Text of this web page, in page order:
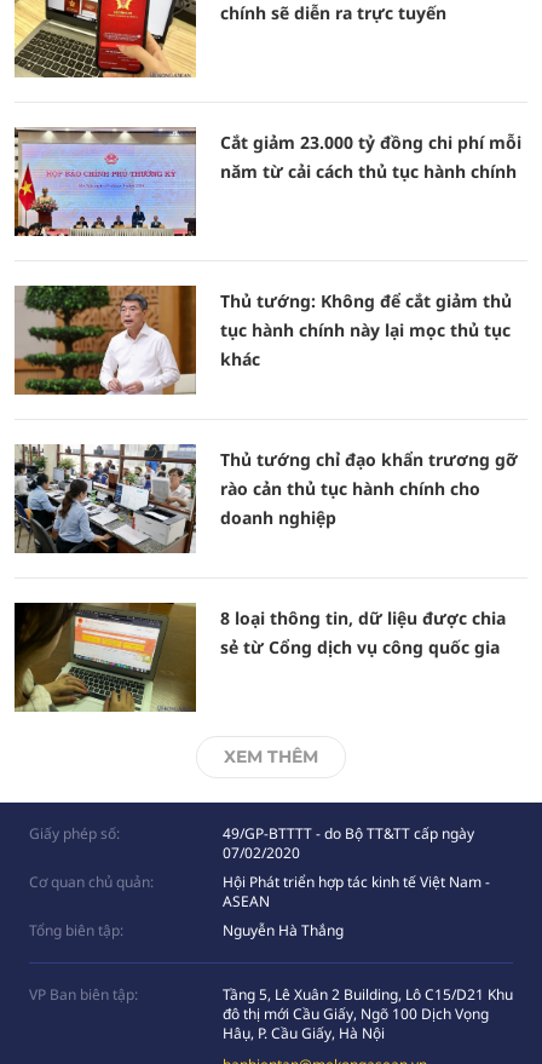
chính sẽ diễn ra trực tuyến
Cắt giảm 23.000 tỷ đồng chi phí mỗi
năm từ cải cách thủ tục hành chính
Thủ tướng: Không để cắt giảm thủ
tục hành chính này lại mọc thủ tục
khác
Thủ tướng chỉ đạo khẩn trương gỡ
rào cản thủ tục hành chính cho
doanh nghiệp
8 loại thông tin, dữ liệu được chia
sẻ từ Cổng dịch vụ công quốc gia
XEM THÊM
Giấy phép số:
49/GP-BTTTT - do Bộ TT&TT cấp ngày
07/02/2020
Cơ quan chủ quản:
Hội Phát triển hợp tác kinh tế Việt Nam -
ASEAN
Tổng biên tập:
Nguyễn Hà Thắng
VP Ban biên tập:
Tầng 5, Lê Xuân 2 Building, Lô C15/D21 Khu
đô thị mới Cầu Giấy, Ngõ 100 Dịch Vọng
Hâụ, P. Cầu Giấy, Hà Nội